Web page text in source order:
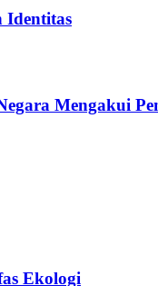
Identitas
Mengakui
Ekologi